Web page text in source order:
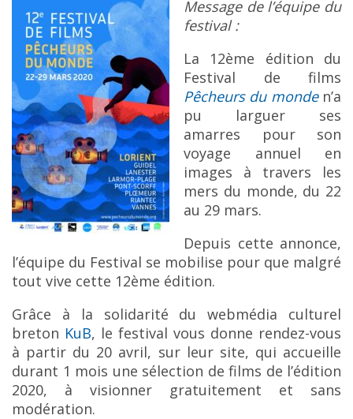
Message de l’équipe du
festival :
La 12ème édition du
Festival de films
Pêcheurs du monden’a
pu larguer ses
amarres pour son
voyage annuel en
images à travers les
mers du monde, du 22
au 29 mars.
Depuis cette annonce,
l’équipe du Festival se mobilise pour que malgré
tout vive cette 12ème édition.
Grâce à la solidarité du webmédia culturel
breton KuB, le festival vous donne rendez-vous
à partir du 20 avril, sur leur site, qui accueille
durant 1 mois une sélection de films de l’édition
2020, à visionner gratuitement et sans
modération.